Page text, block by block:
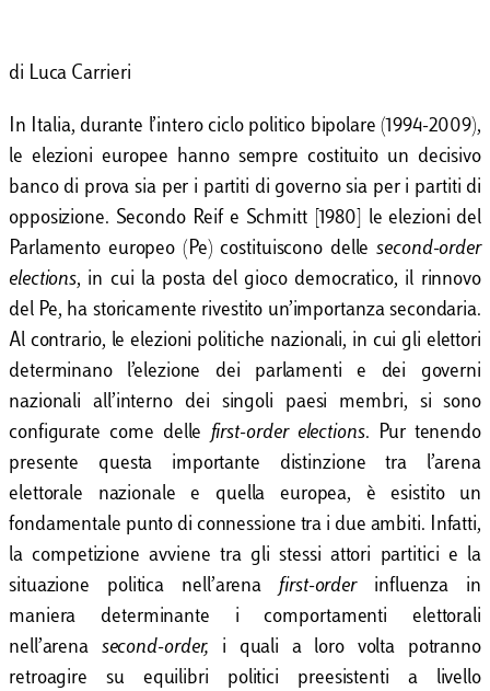
di Luca Carrieri
In Italia, durante l’intero ciclo politico bipolare (1994-2009),
le elezioni europee hanno sempre costituito un decisivo
banco di prova sia per i partiti di governo sia per i partiti di
opposizione. Secondo Reif e Schmitt [1980] le elezioni del
Parlamento europeo (Pe) costituiscono dellesecond-order
elections, in cui la posta del gioco democratico, il rinnovo
del Pe, ha storicamente rivestito un’importanza secondaria.
Al contrario, le elezioni politiche nazionali, in cui gli elettori
determinano l’elezione dei parlamenti e dei governi
nazionali all’interno dei singoli paesi membri, si sono
configurate come delle first-order elections. Pur tenendo
presente questa importante distinzione tra l’arena
elettorale nazionale e quella europea, è esistito un
fondamentale punto di connessione tra i due ambiti. Infatti,
la competizione avviene tra gli stessi attori partitici e la
situazione politica nell’arenafirst-order influenza in
maniera determinante i comportamenti elettorali
nell’arena second-order, i quali a loro volta potranno
retroagire su equilibri politici preesistenti a livello